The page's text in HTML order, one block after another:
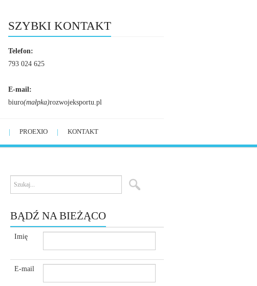
SZYBKI KONTAKT
Telefon:
793 024 625
E-mail:
biuro(małpka)rozwojeksportu.pl
PROEXIO KONTAKT
BĄDŹ NA BIEŻĄCO
Imię
E-mail